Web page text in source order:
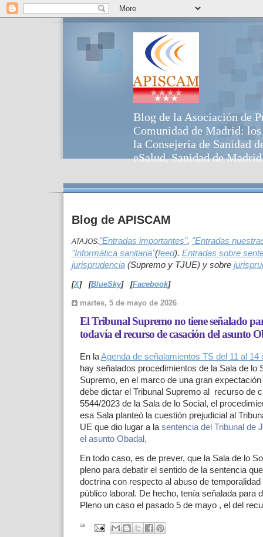
Blog de la Asociación de
Comunidad de Madrid:
la Consejería de Sanidad
eSalud, Sanidad de
Blog de APISCAM
ATAJOS:"Entradas importantes", "Entradas
"Informática sanitaria"(feed). Entradas sobre
jurisprudencia(Supremo y TJUE) y sobre
[X] [BlueSky] [Facebook]
martes, 5 de mayo de 2026
El Tribunal Supremo no tiene señalado
todavía el recurso de casación del asunto
En laAgenda de señalamientos TS del 11 al 14
hay señalados procedimientos de la Sala de lo
Supremo, en el marco de una gran
debe dictar el Tribunal Supremo al
recurso de
5544/2023 de la Sala de lo Social, el
esa Sala planteó la cuestión prejudicial al
UE que dio lugar a la sentencia del Tribunal de
el asunto Obadal,
En todo caso, es de prever, que la Sala de lo
pleno para debatir el sentido de la sentencia
doctrina con respecto al abuso de temporalidad
público laboral. De hecho, tenía señalada para
Pleno un caso el pasado 5 de mayo , el del